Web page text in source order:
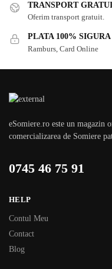
TRANSPORT
Oferim transport gratuit.
PLATA 100% SIGURA
Ramburs, Card Online
eSomiere.ro este un magazin
comercializarea de Somiere
0745 46 75 91
HELP
Contul Meu
Contact
Blog